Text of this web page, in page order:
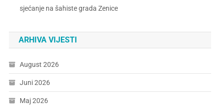
sjećanje na šahiste grada Zenice
ARHIVA VIJESTI
August 2026
Juni 2026
Maj 2026